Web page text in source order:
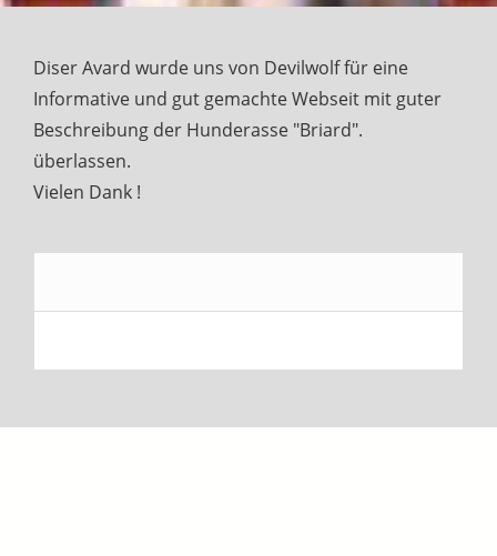
Diser Avard wurde uns von Devilwolf für eine
Informative und gut gemachte Webseit mit guter
Beschreibung der Hunderasse "Briard".
überlassen.
Vielen Dank !